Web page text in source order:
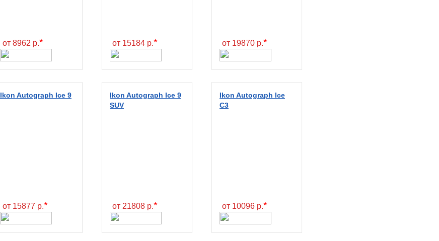
от 8962 р.* от 15184 р.* от 19870 р.*
Ikon Autograph Ice 9
от 15877 р.*
Ikon Autograph Ice 9
SUV
от 21808 р.*
Ikon Autograph Ice
C3
от 10096 р.*